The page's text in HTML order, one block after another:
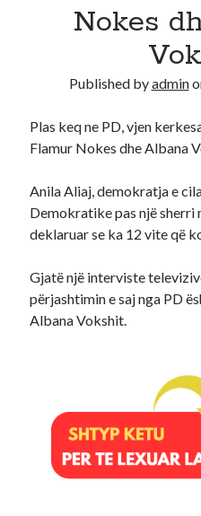
Recent Comments
A WordPress Commenteron
Nokes
Published byadmin
Plas keq ne PD, vjen
Flamur Nokes dhe Albana
Anila Aliaj, demokratja e
Demokratike pas një sherri
deklaruar se ka 12 vite që
Gjatë një interviste
përjashtimin e saj nga PD
Albana Vokshit.